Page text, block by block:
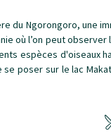
du Ngorongoro, une
où l’on peut
espèces d'oiseaux
poser sur le lac